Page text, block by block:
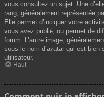
vous consultez un sujet. Une
rang, généralement représentée
Elle permet d’indiquer votre
vous avez publié, ou permet de
forum. L’autre image,
sous le nom d’avatar qui est bien
utilisateur.
Haut